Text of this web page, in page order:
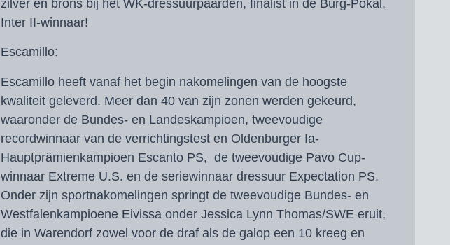
zilver en brons bij het WK-dressuurpaarden, finalist in de Burg-Pokal,
Inter II-winnaar!
Escamillo:
Escamillo heeft vanaf het begin nakomelingen van de hoogste
kwaliteit geleverd. Meer dan 40 van zijn zonen werden gekeurd,
waaronder de Bundes- en Landeskampioen, tweevoudige
recordwinnaar van de verrichtingstest en Oldenburger Ia-
Hauptprämienkampioen Escanto PS, de tweevoudige Pavo Cup-
winnaar Extreme U.S. en de seriewinnaar dressuur Expectation PS.
Onder zijn sportnakomelingen springt de tweevoudige Bundes- en
Westfalenkampioene Eivissa onder Jessica Lynn Thomas/SWE eruit,
die in Warendorf zowel voor de draf als de galop een 10 kreeg en